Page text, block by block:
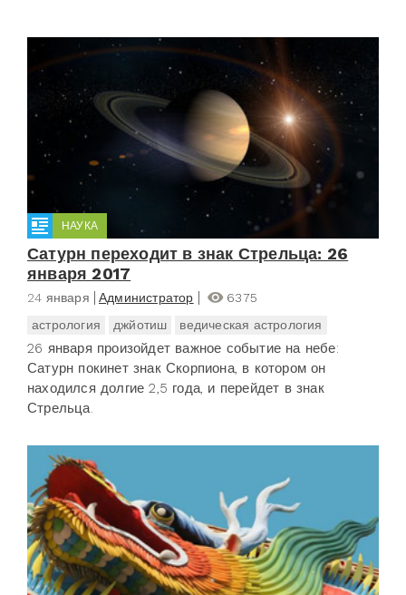
НАУКА
Сатурн переходит в знак Стрельца: 26
января 2017
24 января Администратор
6375
астрология
джйотиш ведическая астрология
26 января произойдет важное событие на небе:
Сатурн покинет знак Скорпиона, в котором он
находился долгие 2,5 года, и перейдет в знак
Стрельца.